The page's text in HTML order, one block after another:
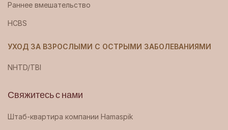
Раннее вмешательство
HCBS
УХОД ЗА ВЗРОСЛЫМИ С ОСТРЫМИ ЗАБОЛЕВАНИЯМИ
NHTD/TBI
Свяжитесь с нами
Штаб-квартира компании Hamaspik